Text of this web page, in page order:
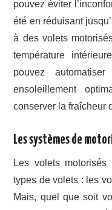
pouvez éviter
été en réduisant
à des volets
température
pouvez
ensoleillement
conserver la fraîcheur
Les systèmes de
Les volets
types de volets : les
Mais, quel que soit